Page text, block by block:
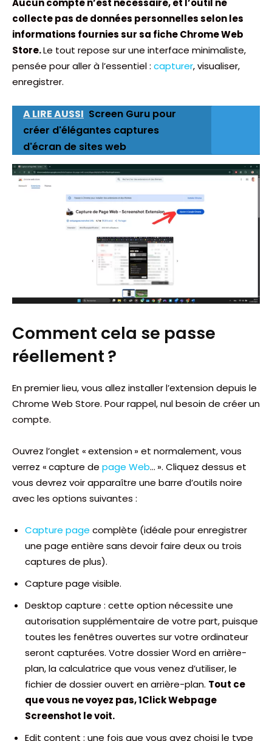
Aucun compte n’est nécessaire, et l’outil ne
collecte pas de données personnelles selon les
informations fournies sur sa fiche Chrome Web
Store.Le tout repose sur une interface minimaliste,
pensée pour aller à l’essentiel : capturer, visualiser,
enregistrer.
A LIRE AUSSI Screen Guru pour
créer d'élégantes captures
d'écran de sites web
Comment cela se passe
réellement ?
En premier lieu, vous allez installer l’extension depuis le
Chrome Web Store. Pour rappel, nul besoin de créer un
compte.
Ouvrez l’onglet « extension » et normalement, vous
verrez « capture de page Web… ». Cliquez dessus et
vous devrez voir apparaître une barre d’outils noire
avec les options suivantes :
Capture page complète (idéale pour enregistrer
une page entière sans devoir faire deux ou trois
captures de plus).
Capture page visible.
Desktop capture : cette option nécessite une
autorisation supplémentaire de votre part, puisque
toutes les fenêtres ouvertes sur votre ordinateur
seront capturées. Votre dossier Word en arrière-
plan, la calculatrice que vous venez d’utiliser, le
fichier de dossier ouvert en arrière-plan. Tout ce
que vous ne voyez pas, 1Click Webpage
Screenshot le voit.
Edit content : une fois que vous avez choisi le type